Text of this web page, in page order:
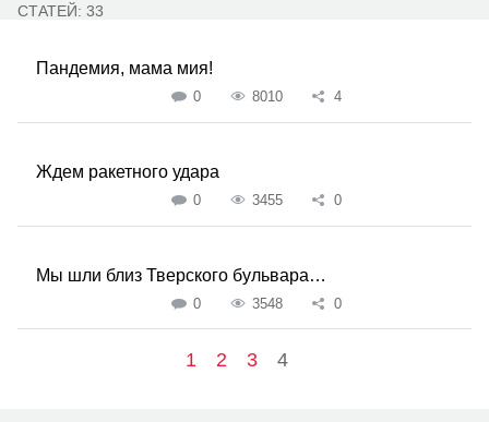
СТАТЕЙ: 33
Пандемия, мама мия!
0 8010 4
Ждем ракетного удара
0 3455 0
Мы шли близ Тверского бульвара…
0 3548 0
1 2 3 4